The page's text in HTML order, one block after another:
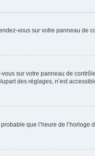
vous sur votre panneau de
sur votre panneau de
des réglages, n’est
que l’heure de